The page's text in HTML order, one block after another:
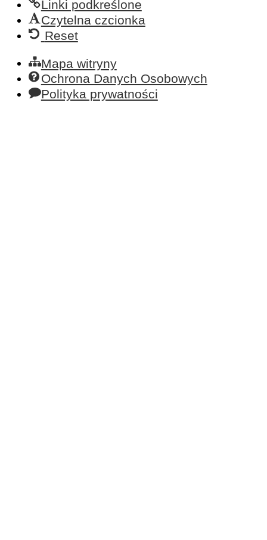
Linki podkreślone
Czytelna czcionka
Reset
Mapa witryny
Ochrona Danych Osobowych
Polityka prywatności